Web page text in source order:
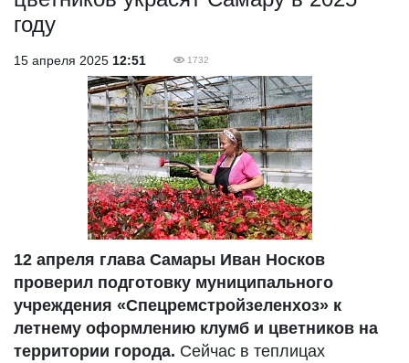
году
15 апреля 2025 12:51 1732
12 апреля глава Самары Иван Носков
проверил подготовку муниципального
учреждения «Спецремстройзеленхоз» к
летнему оформлению клумб и цветников на
территории города. Сейчас в теплицах